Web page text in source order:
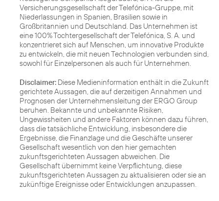
Versicherungsgesellschaft der Telefónica-Gruppe, mit
Niederlassungen in Spanien, Brasilien sowie in
Großbritannien und Deutschland. Das Unternehmen ist
eine 100% Tochtergesellschaft der Telefónica, S. A. und
konzentrieret sich auf Menschen, um innovative Produkte
zu entwickeln, die mit neuen Technologien verbunden sind,
sowohl für Einzelpersonen als auch für Unternehmen.
Disclaimer: Diese Medieninformation enthält in die Zukunft
gerichtete Aussagen, die auf derzeitigen Annahmen und
Prognosen der Unternehmensleitung der ERGO Group
beruhen. Bekannte und unbekannte Risiken,
Ungewissheiten und andere Faktoren können dazu führen,
dass die tatsächliche Entwicklung, insbesondere die
Ergebnisse, die Finanzlage und die Geschäfte unserer
Gesellschaft wesentlich von den hier gemachten
zukunftsgerichteten Aussagen abweichen. Die
Gesellschaft übernimmt keine Verpflichtung, diese
zukunftsgerichteten Aussagen zu aktualisieren oder sie an
zukünftige Ereignisse oder Entwicklungen anzupassen.